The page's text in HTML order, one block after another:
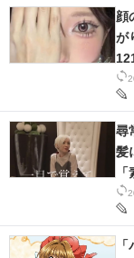
顔
が
尋
髪